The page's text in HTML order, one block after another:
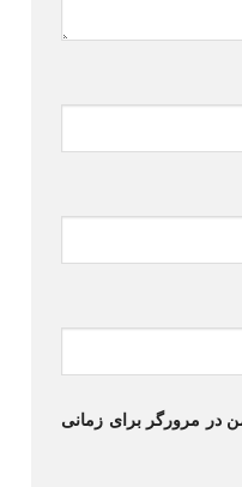
در مرورگر برای زمانی